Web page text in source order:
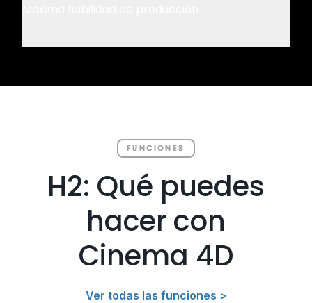
FUNCIONES
H2: Qué puedes
hacer con
Cinema 4D
Ver todas las funciones >